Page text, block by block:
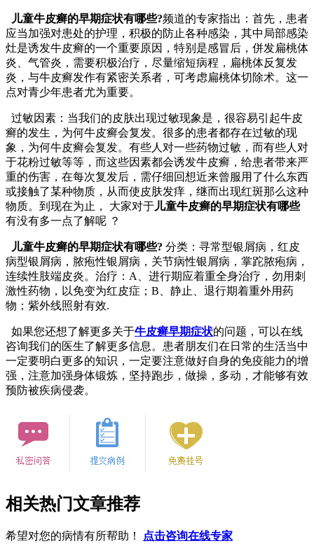
儿童牛皮癣的早期症状有哪些?频道的专家指出：首先，患者
应当加强对患处的护理，积极的防止各种感染，其中局部感染
灶是诱发牛皮癣的一个重要原因，特别是感冒后，併发扁桃体
炎、气管炎，需要积极治疗，尽量缩短病程，扁桃体反复发
炎，与牛皮癣发作有紧密关系者，可考虑扁桃体切除术。这一
点对青少年患者尤为重要。
过敏因素：当我们的皮肤出现过敏现象是，很容易引起牛皮
癣的发生，为何牛皮癣会复发。很多的患者都存在过敏的现
象，为何牛皮癣会复发。有些人对一些药物过敏，而有些人对
于花粉过敏等等，而这些因素都会诱发牛皮癣，给患者带来严
重的伤害，在每次复发后，需仔细回想近来曾服用了什么东西
或接触了某种物质，从而使皮肤发痒，继而出现红斑那么这种
物质。到现在为止， 大家对于儿童牛皮癣的早期症状有哪些
有没有多一点了解呢 ？
儿童牛皮癣的早期症状有哪些? 分类：寻常型银屑病，红皮
病型银屑病，脓疱性银屑病，关节病性银屑病，掌跎脓疱病，
连续性肢端皮炎。治疗：A、进行期应着重全身治疗，勿用刺
激性药物，以免变为红皮症；B、静止、退行期着重外用药
物；紫外线照射有效.
如果您还想了解更多关于牛皮癣早期症状的问题，可以在线
咨询我们的医生了解更多信息。患者朋友们在日常的生活当中
一定要明白更多的知识，一定要注意做好自身的免疫能力的增
强，注意加强身体锻炼，坚持跑步，做操，多动，才能够有效
预防被疾病侵袭。
相关热门文章推荐
希望对您的病情有所帮助！ 点击咨询在线专家